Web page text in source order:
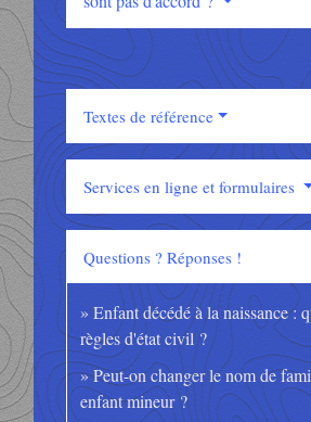
Textes de référence
Services en ligne et formulaires
Questions ? Réponses !
Enfant décédé à la naissance :
règles d'état civil ?
Peut-on changer le nom de
enfant mineur ?